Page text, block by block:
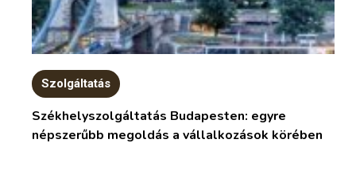
Szolgáltatás
Székhelyszolgáltatás Budapesten: egyre
népszerűbb megoldás a vállalkozások körében